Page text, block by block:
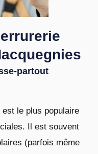
partout
le plus populaire
Il est souvent
(parfois même